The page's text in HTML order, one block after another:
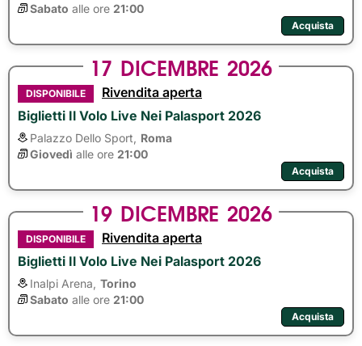
Sabato alle ore 21:00
Acquista
17 DICEMBRE 2026
DISPONIBILE
Rivendita aperta
Biglietti Il Volo Live Nei Palasport 2026
Palazzo Dello Sport,
Roma
Giovedì alle ore 21:00
Acquista
19 DICEMBRE 2026
DISPONIBILE
Rivendita aperta
Biglietti Il Volo Live Nei Palasport 2026
Inalpi Arena, Torino
Sabato alle ore 21:00
Acquista